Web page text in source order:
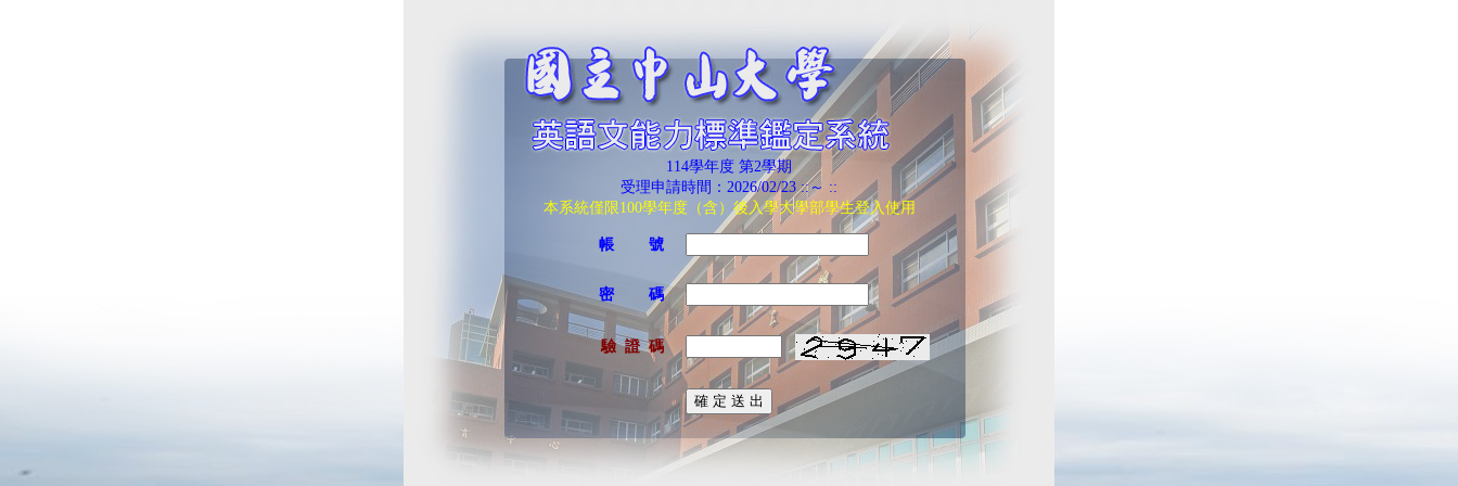
114學年度 第2學期
受理申請時間：2026/02/23 ::～ ::
本系統僅限100學年度（含）後入學大學部學生登入使用
帳 號
密 碼
驗 證 碼